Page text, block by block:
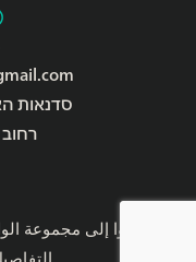
סדנאות
רחוב
انضموا إلى مجموعة